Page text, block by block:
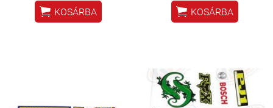
 KOSÁRBA  KOSÁRBA